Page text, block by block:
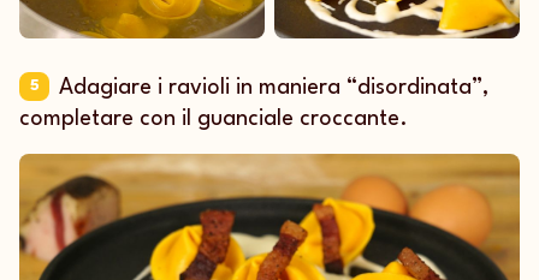
5
Adagiare i ravioli in maniera “disordinata”,
completare con il guanciale croccante.